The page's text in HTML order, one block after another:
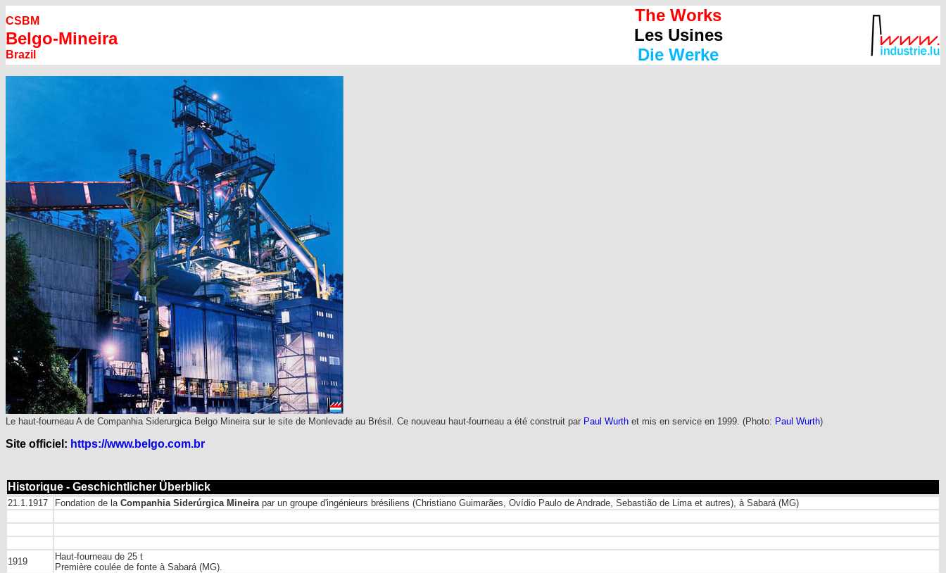
CSBM
Belgo-Mineira
Brazil
The Works
Les Usines
Die Werke
Le haut-fourneau A de Companhia Siderurgica Belgo Mineira sur le site de Monlevade au Brésil. Ce nouveau haut-fourneau a été construit par Paul Wurth et mis en service en 1999. (Photo: Paul Wurth)
Site officiel: https://www.belgo.com.br
Historique - Geschichtlicher Überblick
21.1.1917 Fondation de la Companhia Siderúrgica Mineirapar un groupe d'ingénieurs brésiliens (Christiano Guimarães, Ovídio Paulo de Andrade, Sebastião de Lima et autres), à Sabará (MG)
1919
Haut-fourneau de 25 t
Première coulée de fonte à Sabará (MG).